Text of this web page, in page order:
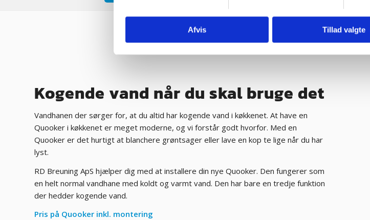
Afvis Tillad valgte
Kogende vand når du skal bruge det
Vandhanen der sørger for, at du altid har kogende vand i køkkenet. At have en
Quooker i køkkenet er meget moderne, og vi forstår godt hvorfor. Med en
Quooker er det hurtigt at blanchere grøntsager eller lave en kop te lige når du har
lyst.
RD Breuning ApS hjælper dig med at installere din nye Quooker. Den fungerer som
en helt normal vandhane med koldt og varmt vand. Den har bare en tredje funktion
der hedder kogende vand.
Pris på Quooker inkl. montering